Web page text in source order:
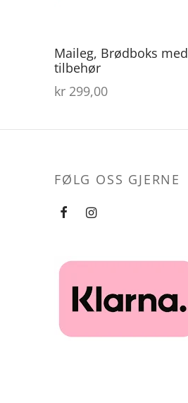
Maileg, Brødboks med
tilbehør
kr 299,00
FØLG OSS GJERNE